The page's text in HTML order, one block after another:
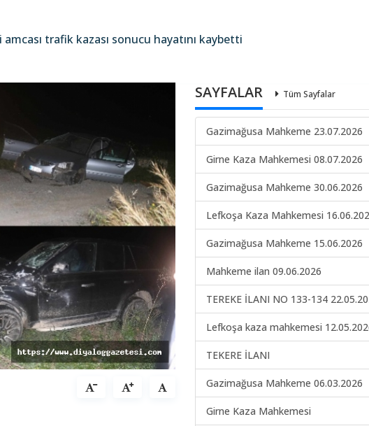
trafik kazası sonucu hayatını kaybetti
SAYFALAR Tüm Sayfalar
Gazimağusa Mahkeme 23.07.2026
Girne Kaza Mahkemesi 08.07.2026
Gazimağusa Mahkeme 30.06.2026
Lefkoşa Kaza Mahkemesi
Gazimağusa Mahkeme 15.06.2026
Mahkeme ilan 09.06.2026
TEREKE İLANI NO 133-134
Lefkoşa kaza mahkemesi
TEKERE İLANI
Gazimağusa Mahkeme 06.03.2026
Girne Kaza Mahkemesi